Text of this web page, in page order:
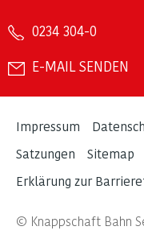
0234 304-0
E-MAIL SENDEN
Impressum
Satzungen
Sitemap
Erklärung zur
© Knappschaft Bahn